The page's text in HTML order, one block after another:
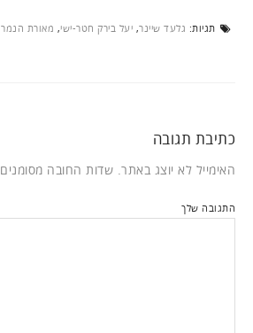
תגיות: גלעד שיינר, יעל בירק חטר-ישי, מאורת הנמר
כתיבת תגובה
האימייל לא יוצג באתר. שדות החובה מסומנים
התגובה שלך